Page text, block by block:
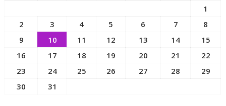
ของ
มนุษย์
ขับ
เคลื่อน
1
2
3 4 5 6 7
8
9
10 11 12 13 14
15
16
17 18 19 20 21
22
23
24 25 26 27 28
29
30
31